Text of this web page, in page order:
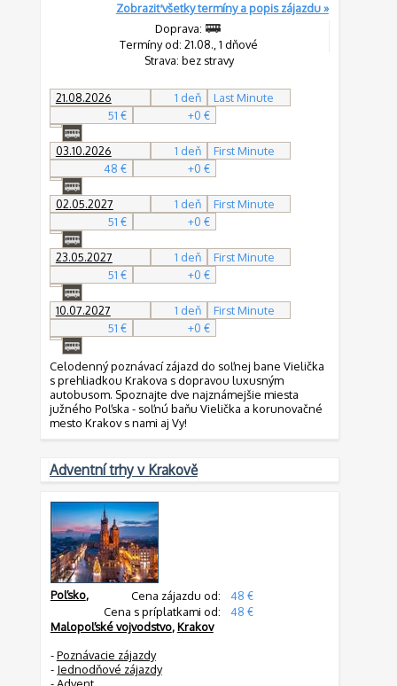
Zobraziť všetky termíny a popis zájazdu »
Doprava:
Termíny od: 21.08., 1 dňové
Strava: bez stravy
21.08.2026 1 deň
Last Minute
51 €
+0 €
03.10.2026 1 deň
First Minute
48 €
+0 €
02.05.2027 1 deň
First Minute
51 €
+0 €
23.05.2027 1 deň
First Minute
51 €
+0 €
10.07.2027 1 deň
First Minute
51 €
+0 €
Celodenný poznávací zájazd do soľnej bane Vielička
s prehliadkou Krakova s dopravou luxusným
autobusom. Spoznajte dve najznámejšie miesta
južného Poľska - soľnú baňu Vielička a korunovačné
mesto Krakov s nami aj Vy!
Adventní trhy v Krakově
Cena zájazdu od:
48 €
Cena s príplatkami od:
48 €
Poľsko,
Malopoľské vojvodstvo,Krakov
-Poznávacie zájazdy
- Jednodňové zájazdy